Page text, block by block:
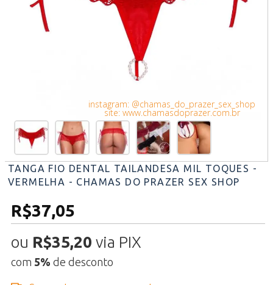
instagram: @chamas_do_prazer_sex_shop
site: www.chamasdoprazer.com.br
TANGA FIO DENTAL TAILANDESA MIL TOQUES -
VERMELHA - CHAMAS DO PRAZER SEX SHOP
R$37,05
ou R$35,20 via PIX
com 5% de desconto